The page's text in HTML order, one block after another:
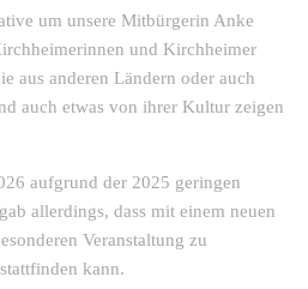
um unsere Mitbürgerin Anke
und Kirchheimer
aus anderen Ländern oder auch
auch etwas von ihrer Kultur zeigen
aufgrund der 2025 geringen
allerdings, dass mit einem neuen
Veranstaltung zu
kann.